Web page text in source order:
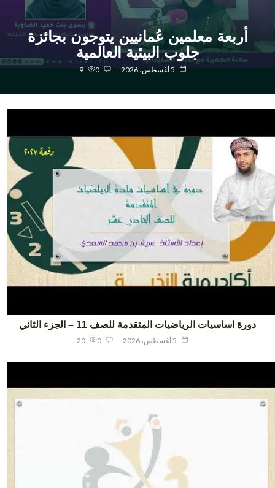
أربعة معلمين عُمانيين يتوجون بجائزة
جلوب البيئية العالمية
9
دورة اساسيات الرياضيات المتقدمة للصف 11 – الجزء الثاني
20